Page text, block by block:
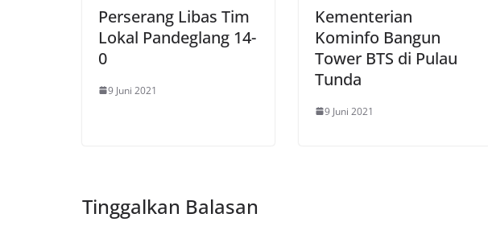
Perserang Libas Tim
Lokal Pandeglang 14-
0
9 Juni 2021
Kementerian
Kominfo Bangun
Tower BTS di Pulau
Tunda
9 Juni 2021
Tinggalkan Balasan